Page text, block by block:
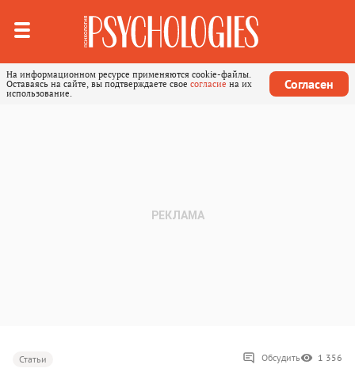
На информационном ресурсе применяются cookie-файлы.
Оставаясь на сайте, вы подтверждаете свое согласие на их
использование.
Согласен
Статьи Обсудить 1 356